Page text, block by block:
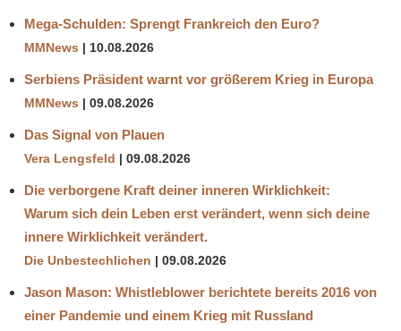
Mega-Schulden: Sprengt Frankreich den Euro?
MMNews 10.08.2026
Serbiens Präsident warnt vor größerem Krieg in Europa
MMNews 09.08.2026
Das Signal von Plauen
Vera Lengsfeld 09.08.2026
Die verborgene Kraft deiner inneren Wirklichkeit:
Warum sich dein Leben erst verändert, wenn sich deine
innere Wirklichkeit verändert.
Die Unbestechlichen 09.08.2026
Jason Mason: Whistleblower berichtete bereits 2016 von
einer Pandemie und einem Krieg mit Russland